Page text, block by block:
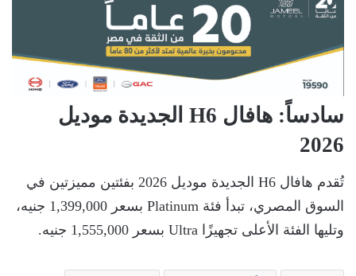
سادساً: هافال H6 الجديدة موديل
2026
تُقدم هافال H6 الجديدة موديل 2026 بفئتين مميزتين في
السوق المصري، تبدأ فئة Platinum بسعر 1,399,000 جنيه،
وتليها الفئة الأعلى تجهيزًا Ultra بسعر 1,555,000 جنيه.